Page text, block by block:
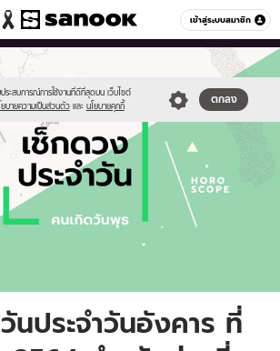
เข้าสู่ระบบสมาชิก
หมวดอื่นๆ
ประสบการณ์การใช้งานที่ดีที่สุดบน เว็บไซต์
ยบายความเป็นส่วนตัว และ นโยบายคุกกี้
ตกลง
logo-
fxd/day/daily-
นประจำวันอังคาร ที่